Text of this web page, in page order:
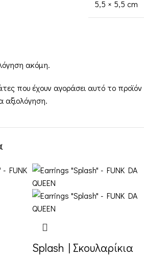
5,5 × 5,5 cm
ακόμη.
που έχουν αγοράσει αυτό το προϊόν
αξιολόγηση.
Splash | Σκουλαρίκια